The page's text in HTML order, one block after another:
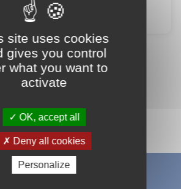
Présentiel/Distanciel
site uses cookies
gives you control
what you want to
activate
OK, accept all
Deny all cookies
Personalize